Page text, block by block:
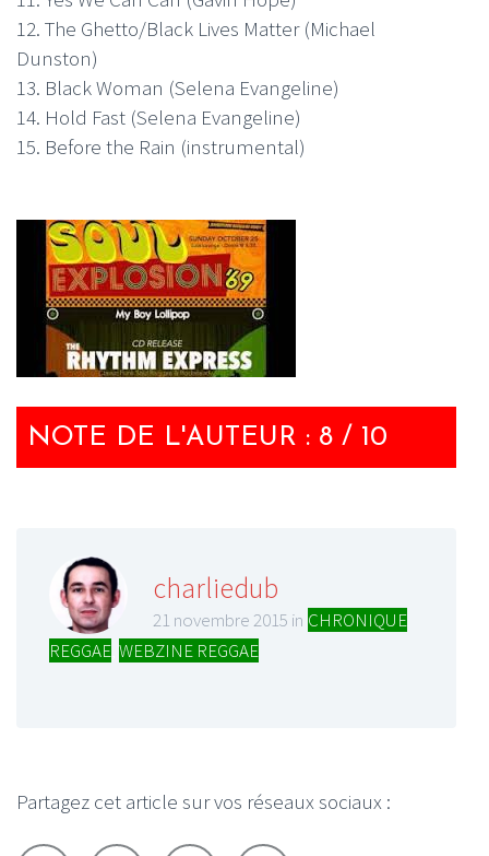
12. The Ghetto/Black Lives Matter (Michael
Dunston)
13. Black Woman (Selena Evangeline)
14. Hold Fast (Selena Evangeline)
15. Before the Rain (instrumental)
NOTE DE L'AUTEUR : 8 / 10
charliedub
21 novembre 2015 in CHRONIQUE
REGGAE WEBZINE REGGAE
Partagez cet article sur vos réseaux sociaux :